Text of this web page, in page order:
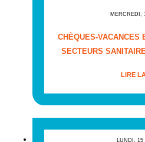
MERCREDI,
CHÈQUES-VACANCES
SECTEURS
LIRE
LUNDI,